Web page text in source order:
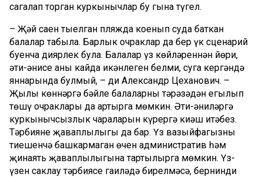
сагалап торган куркынычлар бу гына түгел.
– Җәй саен тыелган пляжда коенып суда баткан
балалар табыла. Барлык очраклар да бер үк сценарий
буенча диярлек була. Балалар үз көйләреннән йөри,
әти-әнисе аның кайда икәнлеген белми, суга кергәндә
яннарында булмый, – ди Александр Цеханович. –
Җылы көннәргә бәйле балаларның тәрәзәдән егылып
төшү очраклары да артырга мөмкин. Әти-әниләргә
куркынычсызлык чараларын күрергә киңәш итәбез.
Тәрбиянең җаваплылыгы да бар. Үз вазыйфагызны
тиешенчә башкармаган өчен административ һәм
җинаять җаваплылыгына тартылырга мөмкин. Үз-
үзен саклау тәрбиясе гаиләдә бирелмәсә, бернинди